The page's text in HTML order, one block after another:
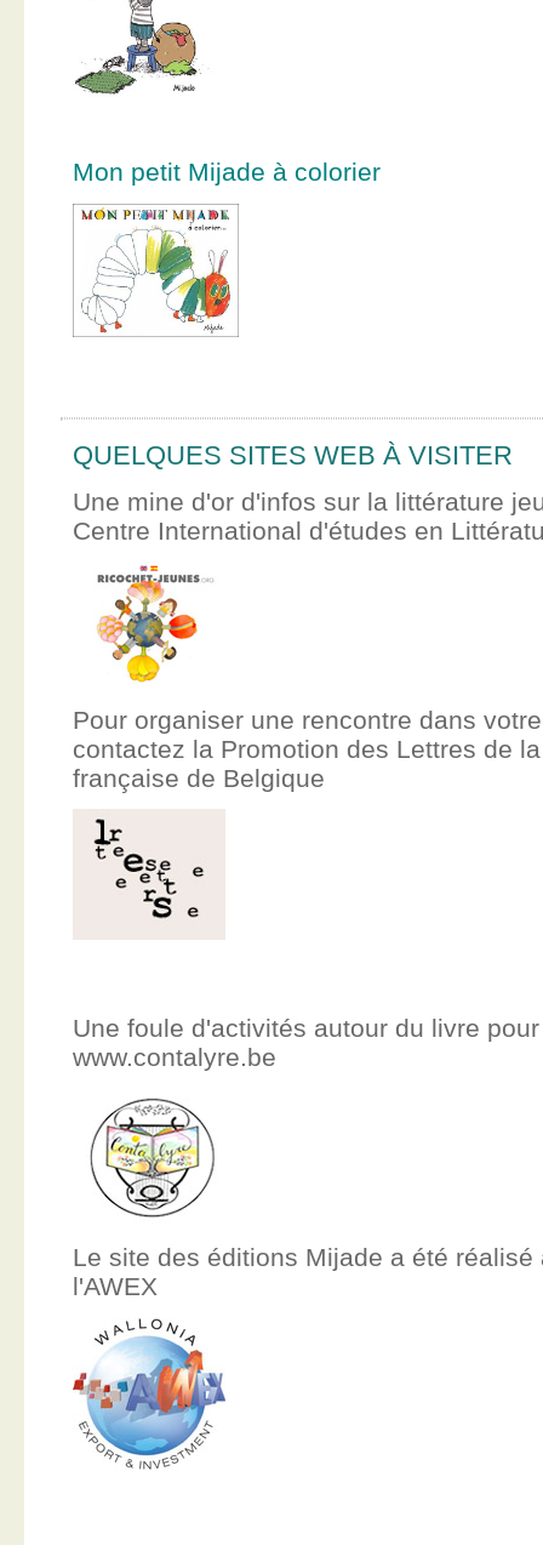
Mon petit Mijade à colorier
QUELQUES SITES WEB À VISITER
Une mine d'or d'infos sur la littérature
Centre International d'études en
Pour organiser une rencontre dans
contactez la Promotion des Lettres de
française de Belgique
Une foule d'activités autour du livre
www.contalyre.be
Le site des éditions Mijade a été réalisé
l'AWEX